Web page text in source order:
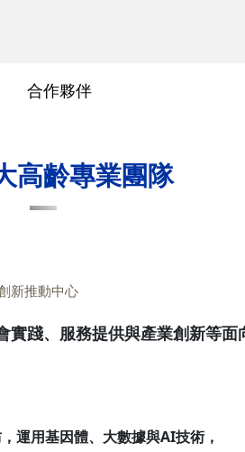
合作夥伴
高齡專業團隊
新推動中心
踐、服務提供與產業創新等
運用基因體、大數據與AI技術，